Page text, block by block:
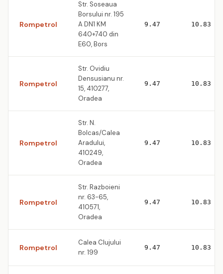
Rompetrol
Str. Soseaua
Borsului nr. 195
A DN1 KM
640+740 din
E60, Bors
9.47 10.83
Rompetrol
Str. Ovidiu
Densusianu nr.
15, 410277,
Oradea
9.47 10.83
Rompetrol
Str. N.
Bolcas/Calea
Aradului,
410249,
Oradea
9.47 10.83
Rompetrol
Str. Razboieni
nr. 63-65,
410571,
Oradea
9.47 10.83
Rompetrol
Calea Clujului
nr. 199
9.47 10.83